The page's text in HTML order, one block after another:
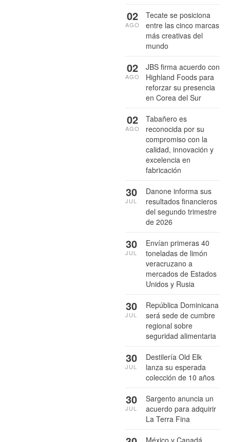
Tecate se posiciona
entre las cinco marcas
más creativas del
mundo
02
AGO
JBS firma acuerdo con
Highland Foods para
reforzar su presencia
en Corea del Sur
02
AGO
Tabañero es
reconocida por su
compromiso con la
calidad, innovación y
excelencia en
fabricación
02
AGO
Danone informa sus
resultados financieros
del segundo trimestre
de 2026
30
JUL
Envían primeras 40
toneladas de limón
veracruzano a
mercados de Estados
Unidos y Rusia
30
JUL
República Dominicana
será sede de cumbre
regional sobre
seguridad alimentaria
30
JUL
Destilería Old Elk
lanza su esperada
colección de 10 años
30
JUL
Sargento anuncia un
acuerdo para adquirir
La Terra Fina
30
JUL